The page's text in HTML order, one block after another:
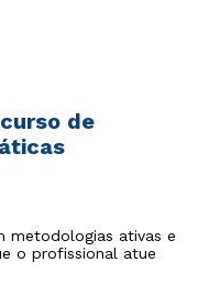
de
metodologias ativas e
o profissional atue